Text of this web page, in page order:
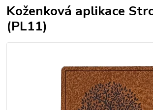
Koženková aplikace
(PL11)